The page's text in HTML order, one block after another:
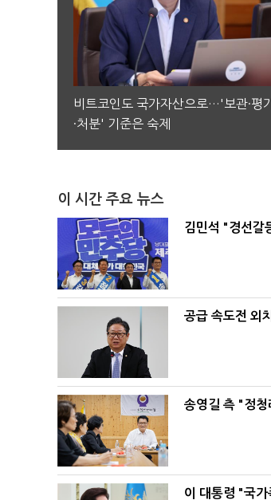
비트코인도 국가자산으로…'보관·평
·처분' 기준은 숙제
이 시간 주요 뉴스
김민석 "경선갈
공급 속도전 외
송영길 측 "정
이 대통령 "국